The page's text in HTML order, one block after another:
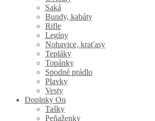
Saká
Bundy, kabáty
Rifle
Legíny
Nohavice, kraťasy
Tepláky
Topánky
Spodné prádlo
Plavky
Vesty
Doplnky On
Tašky
Peňaženky